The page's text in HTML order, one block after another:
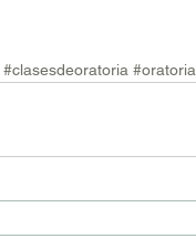
#clasesdeoratoria #oratoria